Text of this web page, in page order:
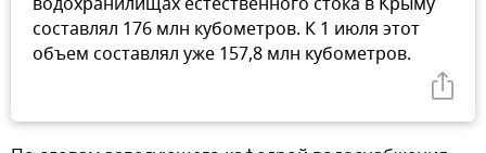
составлял 176 млн кубометров. К 1 июля этот
объем составлял уже 157,8 млн кубометров.